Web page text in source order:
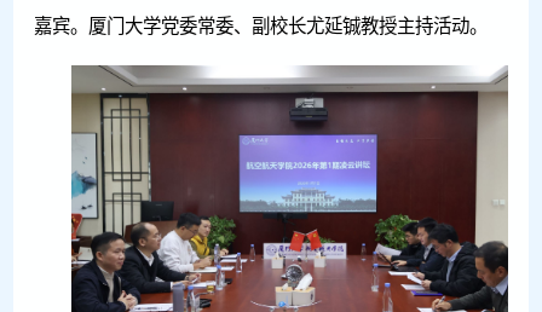
嘉宾。厦门大学党委常委、副校长尤延铖教授主持活动。